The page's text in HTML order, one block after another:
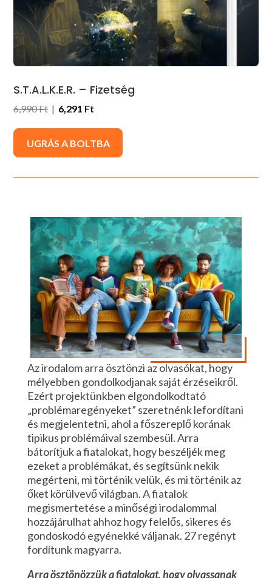
S.T.A.L.K.E.R. – Fizetség
6,990 Ft| 6,291 Ft
UGRÁS A BOLTBA
Az irodalom arra ösztönzi az olvasókat, hogy
mélyebben gondolkodjanak saját érzéseikről.
Ezért projektünkben elgondolkodtató
„problémaregényeket” szeretnénk lefordítani
és megjelentetni, ahol a főszereplő korának
tipikus problémáival szembesül. Arra
bátorítjuk a fiatalokat, hogy beszéljék meg
ezeket a problémákat, és segítsünk nekik
megérteni, mi történik velük, és mi történik az
őket körülvevő világban. A fiatalok
megismertetése a minőségi irodalommal
hozzájárulhat ahhoz hogy felelős, sikeres és
gondoskodó egyénekké váljanak. 27 regényt
fordítunk magyarra.
Arra ösztönözzük a fiatalokat, hogy olvassanak